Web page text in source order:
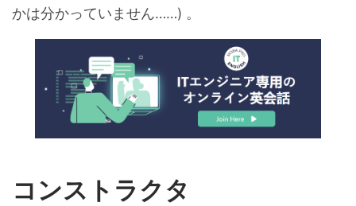
かは分かっていません……) 。
コンストラクタ